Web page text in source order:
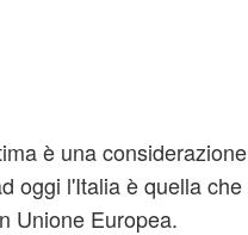
è una
oggi l'Italia è quella
Unione Europea.